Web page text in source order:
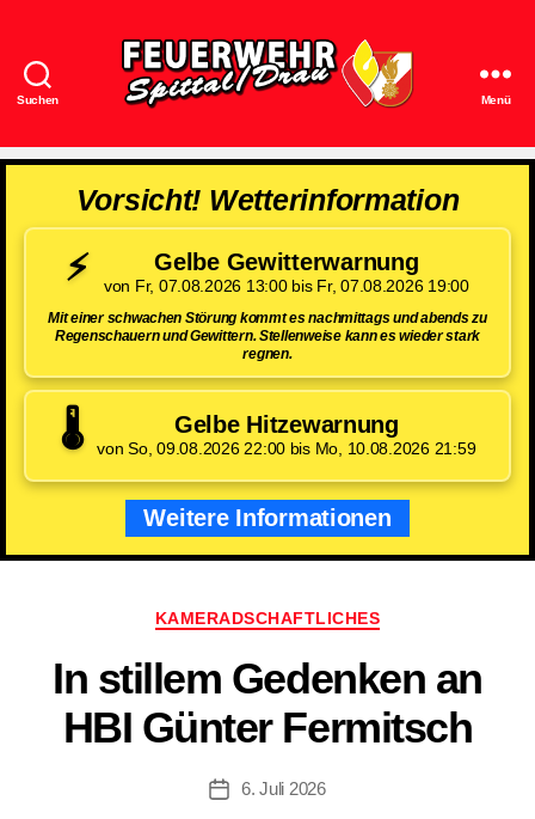
Suchen
Spittal/Drau
Menü
Vorsicht! Wetterinformation
⚡ Gelbe Gewitterwarnung
von Fr, 07.08.2026 13:00 bis Fr, 07.08.2026 19:00
Mit einer schwachen Störung kommt es nachmittags und abends zu
Regenschauern und Gewittern. Stellenweise kann es wieder stark
regnen.
🌡️ Gelbe Hitzewarnung
von So, 09.08.2026 22:00 bis Mo, 10.08.2026 21:59
Weitere Informationen
Kategorien
KAMERADSCHAFTLICHES
In stillem Gedenken an
HBI Günter Fermitsch
Beitragsdatum
6. Juli 2026